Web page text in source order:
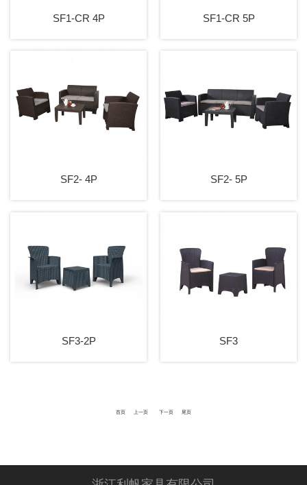
SF1-CR 4P SF1-CR 5P
SF2- 4P SF2- 5P
SF3-2P SF3
首页 上一页 下一页 尾页